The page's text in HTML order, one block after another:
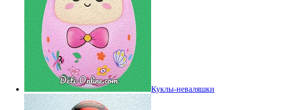
Куклы-неваляшки